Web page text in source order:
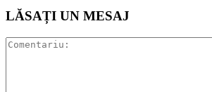
LĂSAȚI UN MESAJ